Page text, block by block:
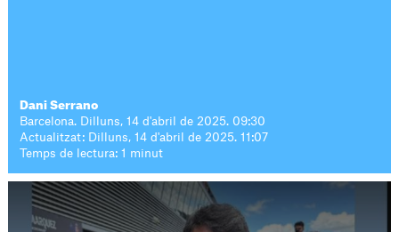
Dani Serrano
Barcelona. Dilluns, 14 d'abril de 2025. 09:30
Actualitzat: Dilluns, 14 d'abril de 2025. 11:07
Temps de lectura: 1 minut